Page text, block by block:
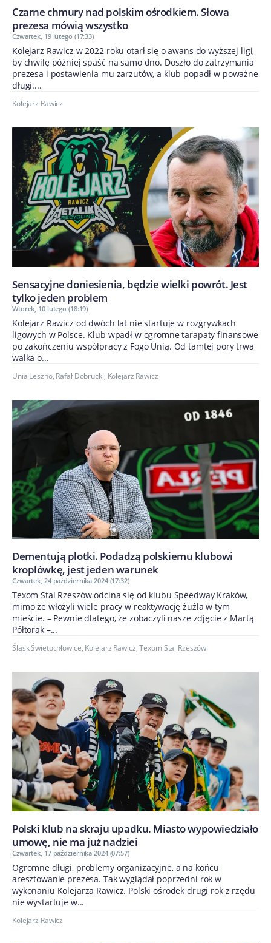
Czarne chmury nad polskim ośrodkiem. Słowa
prezesa mówią wszystko
Czwartek, 19 lutego (17:33)
Kolejarz Rawicz w 2022 roku otarł się o awans do wyższej ligi,
by chwilę później spaść na samo dno. Doszło do zatrzymania
prezesa i postawienia mu zarzutów, a klub popadł w poważne
długi....
Kolejarz Rawicz
Sensacyjne doniesienia, będzie wielki powrót. Jest
tylko jeden problem
Wtorek, 10 lutego (18:19)
Kolejarz Rawicz od dwóch lat nie startuje w rozgrywkach
ligowych w Polsce. Klub wpadł w ogromne tarapaty finansowe
po zakończeniu współpracy z Fogo Unią. Od tamtej pory trwa
walka o...
Unia Leszno, Rafał Dobrucki, Kolejarz Rawicz
Dementują plotki. Podadzą polskiemu klubowi
kroplówkę, jest jeden warunek
Czwartek, 24 października 2024 (17:32)
Texom Stal Rzeszów odcina się od klubu Speedway Kraków,
mimo że włożyli wiele pracy w reaktywację żużla w tym
mieście. – Pewnie dlatego, że zobaczyli nasze zdjęcie z Martą
Półtorak –...
Śląsk Świętochłowice, Kolejarz Rawicz,Texom Stal Rzeszów
Polski klub na skraju upadku. Miasto wypowiedziało
umowę, nie ma już nadziei
Czwartek, 17 października 2024 (07:57)
Ogromne długi, problemy organizacyjne, a na końcu
aresztowanie prezesa. Tak wyglądał poprzedni rok w
wykonaniu Kolejarza Rawicz. Polski ośrodek drugi rok z rzędu
nie wystartuje w...
Kolejarz Rawicz